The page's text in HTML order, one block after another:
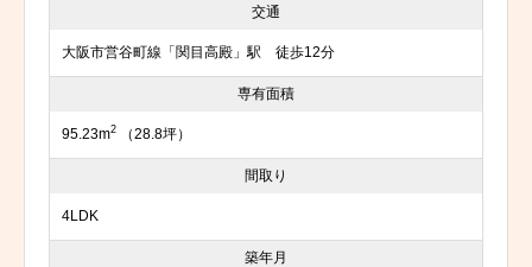
交通
大阪市営谷町線「関目高殿」駅 徒歩12分
専有面積
95.23m2 （28.8坪）
間取り
4LDK
築年月